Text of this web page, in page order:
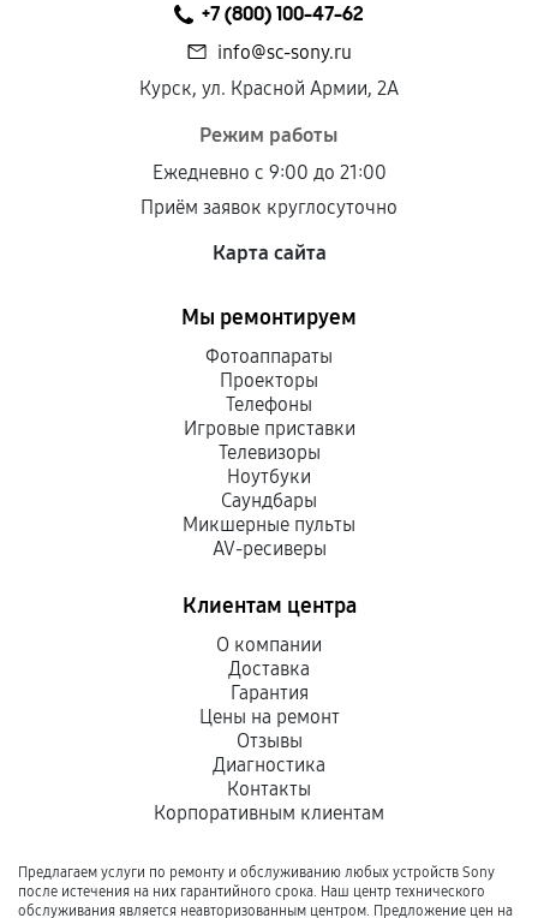
+7 (800) 100-47-62
info@sc-sony.ru
Курск, ул. Красной Армии, 2А
Режим работы
Ежедневно с 9:00 до 21:00
Приём заявок круглосуточно
Карта сайта
Мы ремонтируем
Фотоаппараты
Проекторы
Телефоны
Игровые приставки
Телевизоры
Ноутбуки
Саундбары
Микшерные пульты
AV-ресиверы
Клиентам центра
О компании
Доставка
Гарантия
Цены на ремонт
Отзывы
Диагностика
Контакты
Корпоративным клиентам
Предлагаем услуги по ремонту и обслуживанию любых устройств Sony
после истечения на них гарантийного срока. Наш центр технического
обслуживания является неавторизованным центром. Предложение цен на